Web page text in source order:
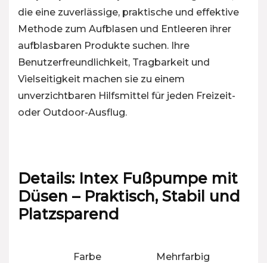
die eine zuverlässige, praktische und effektive
Methode zum Aufblasen und Entleeren ihrer
aufblasbaren Produkte suchen. Ihre
Benutzerfreundlichkeit, Tragbarkeit und
Vielseitigkeit machen sie zu einem
unverzichtbaren Hilfsmittel für jeden Freizeit-
oder Outdoor-Ausflug.
Details: Intex Fußpumpe mit
Düsen – Praktisch, Stabil und
Platzsparend
Farbe ‎Mehrfarbig